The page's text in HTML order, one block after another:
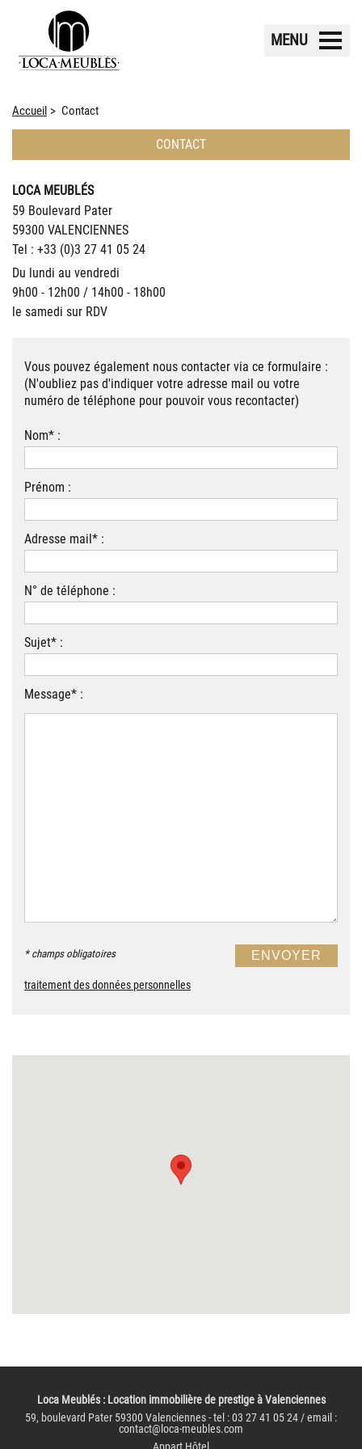
MENU
Accueil Contact
CONTACT
LOCA MEUBLÉS
59 Boulevard Pater
59300 VALENCIENNES
Tel : +33 (0)3 27 41 05 24
Du lundi au vendredi
9h00 - 12h00 / 14h00 - 18h00
le samedi sur RDV
Vous pouvez également nous contacter via ce formulaire :
(N'oubliez pas d'indiquer votre adresse mail ou votre
numéro de téléphone pour pouvoir vous recontacter)
Nom* :
Prénom :
Adresse mail* :
N° de téléphone :
Sujet* :
Message* :
* champs obligatoires
traitement des données personnelles
Loca Meublés: Location immobilière de prestige à Valenciennes
59, boulevard Pater 59300 Valenciennes - tel : 03 27 41 05 24 / email :
contact@loca-meubles.com